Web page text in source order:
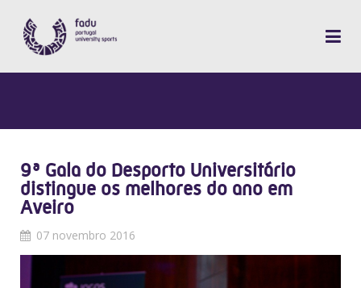
9ª Gala do Desporto Universitário
distingue os melhores do ano em
Aveiro
07 novembro 2016